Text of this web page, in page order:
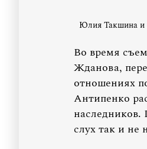
Юлия Такшина и
Во время
Жданова,
отношениях
Антипенко
слух так и не